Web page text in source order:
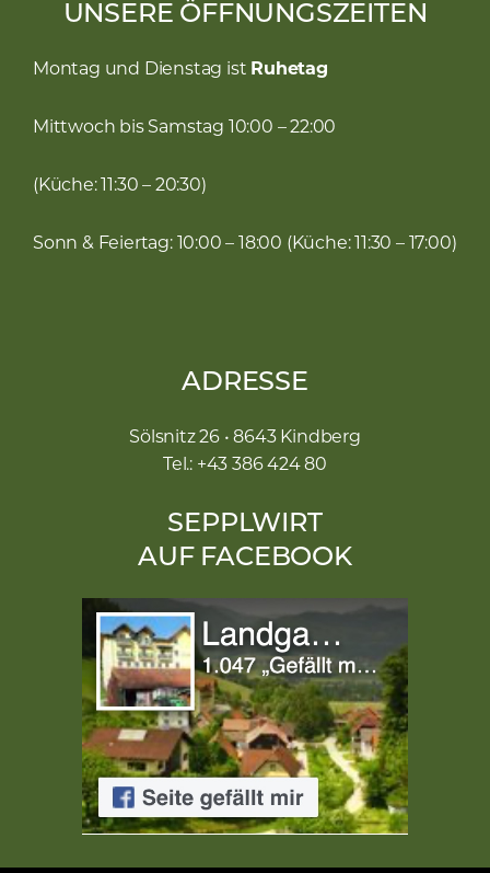
UNSERE ÖFFNUNGSZEITEN
Montag und Dienstag ist Ruhetag
Mittwoch bis Samstag 10:00 – 22:00
(Küche: 11:30 – 20:30)
Sonn & Feiertag: 10:00 – 18:00 (Küche: 11:30 – 17:00)
ADRESSE
Sölsnitz 26 • 8643 Kindberg
Tel.: +43 386 424 80
SEPPLWIRT
AUF FACEBOOK